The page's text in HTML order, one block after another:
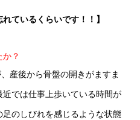
ているくらいです！！】
？
産後から骨盤の開きがますま
では仕事上歩いている時間が
のしびれを感じるような状態